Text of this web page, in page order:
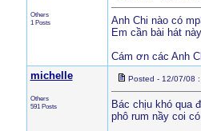
Others
1 Posts
Anh Chi nào có
Em cần bài hát
Cám ơn các Anh
michelle
Others
591 Posts
Posted - 12/07/08
Bác chịu khó qua
phô rum nầy coi